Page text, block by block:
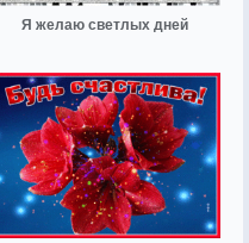
Я желаю светлых дней